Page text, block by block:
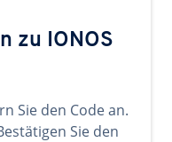
zu IONOS
Sie den Code an.
Sie den